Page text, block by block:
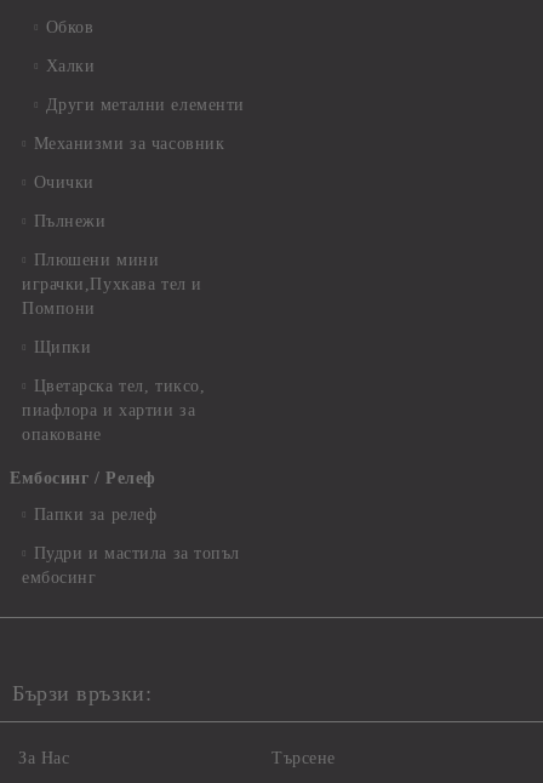
Обков
Халки
Други метални елементи
Механизми за часовник
Очички
Пълнежи
Плюшени мини
играчки,Пухкава тел и
Помпони
Щипки
Цветарска тел, тиксо,
пиафлора и хартии за
опаковане
Ембосинг / Релеф
Папки за релеф
Пудри и мастила за топъл
ембосинг
Бързи връзки:
За Нас Търсене